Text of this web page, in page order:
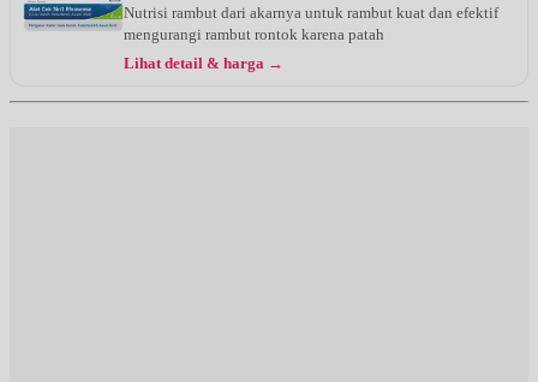
Nutrisi rambut dari akarnya untuk rambut kuat dan efektif
mengurangi rambut rontok karena patah
Lihat detail & harga →